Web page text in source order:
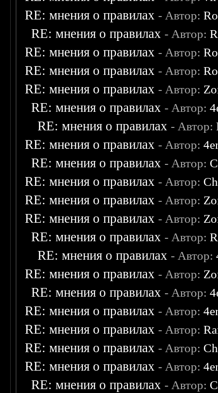
RE: мнения о правилах - Автор:
RE: мнения о правилах - Автор:
RE: мнения о правилах - Автор:
RE: мнения о правилах - Автор:
RE: мнения о правилах - Автор:
RE: мнения о правилах - Автор:
RE: мнения о правилах - Автор:
RE: мнения о правилах - Автор:
RE: мнения о правилах - Автор:
RE: мнения о правилах - Автор:
RE: мнения о правилах - Автор:
RE: мнения о правилах - Автор:
RE: мнения о правилах - Автор:
RE: мнения о правилах - Автор:
RE: мнения о правилах - Автор:
RE: мнения о правилах - Автор:
RE: мнения о правилах - Автор:
RE: мнения о правилах - Автор:
RE: мнения о правилах - Автор:
RE: мнения о правилах - Автор:
RE: мнения о правилах - Автор: